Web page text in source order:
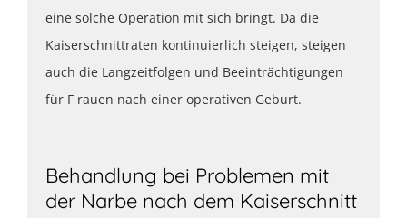
eine solche Operation mit sich bringt. Da die
Kaiserschnittraten kontinuierlich steigen, steigen
auch die Langzeitfolgen und Beeinträchtigungen
für F rauen nach einer operativen Geburt.
Behandlung bei Problemen mit
der Narbe nach dem Kaiserschnitt